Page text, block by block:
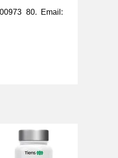
80. Email: